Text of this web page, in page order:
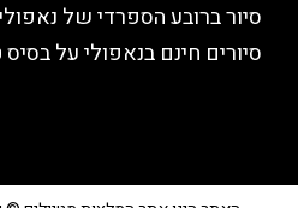
סיור ברובע הספרדי של
סיורים חינם בנאפולי על